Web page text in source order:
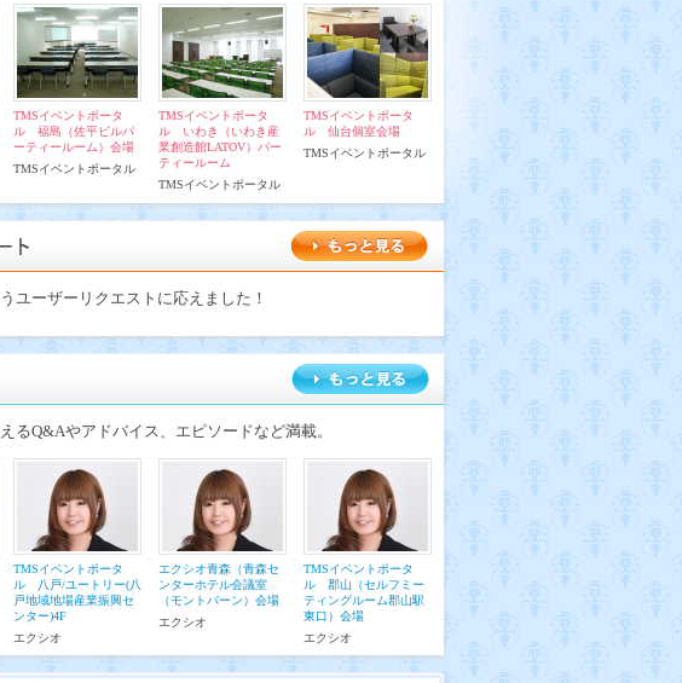
TMSイベントポータ
ル 福島（佐平ビルパ
ーティールーム）会場
TMSイベントポータル
TMSイベントポータ
ル いわき（いわき産
業創造館LATOV）パー
ティールーム
TMSイベントポータル
TMSイベントポータ
ル 仙台個室会場
TMSイベントポータル
ユーザーリクエストに応えました！
るQ&Aやアドバイス、エピソードなど満載。
TMSイベントポータ
ル 八戸/ユートリー(八
戸地域地場産業振興セ
ンター)4F
エクシオ
エクシオ青森（青森セ
ンターホテル会議室
（モントバーン）会場
エクシオ
TMSイベントポータ
ル 郡山（セルフミー
ティングルーム郡山駅
東口）会場
エクシオ